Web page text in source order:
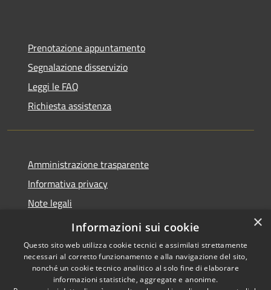
Prenotazione appuntamento
Segnalazione disservizio
Leggi le FAQ
Richiesta assistenza
Amministrazione trasparente
Informativa privacy
Note legali
Dichiarazione di accessibilità
Copyright © 2026 • Comune di
×
Informazioni sui cookie
Questo sito web utilizza cookie tecnici e assimilati strettamente
necessari al corretto funzionamento e alla navigazione del sito,
nonché un cookie tecnico analitico al solo fine di elaborare
informazioni statistiche, aggregate e anonime.